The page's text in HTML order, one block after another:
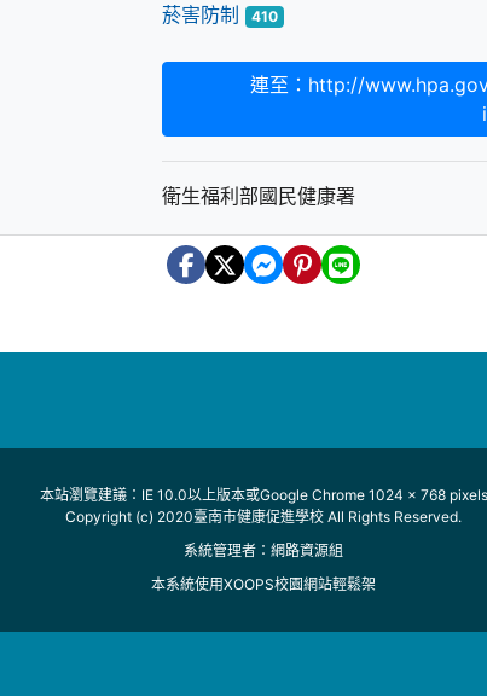
菸害防制
410
連至：http://
衛生福利部國民健康署
本站瀏覽建議：IE 10.0以上版本或Google Chrome 1024 x 768 pixels
Copyright (c) 2020臺南市健康促進學校 All Rights Reserved.
系統管理者： 網路資源組
本系統使用XOOPS校園網站輕鬆架